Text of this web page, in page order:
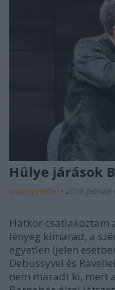
Hülye járások
stolzingimalter • 2019. február
Hatkor csatlakoztam
lényeg kimarad, a
egyetlen (jelen
Debussyvel és
nem maradt ki, mert